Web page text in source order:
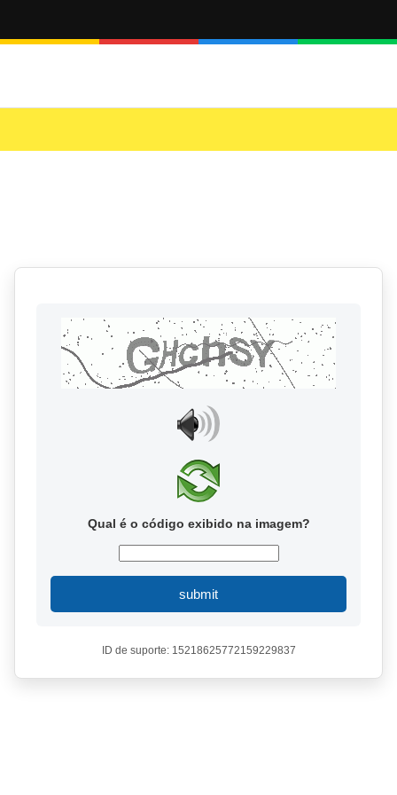
Qual é o código exibido na imagem?
submit
ID de suporte: 15218625772159229837